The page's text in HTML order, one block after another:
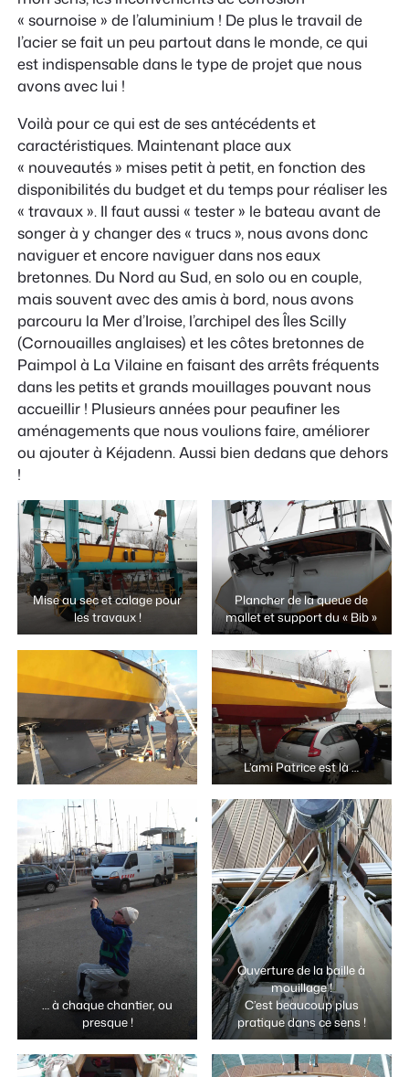
« sournoise » de l’aluminium ! De plus le travail de
l’acier se fait un peu partout dans le monde, ce qui
est indispensable dans le type de projet que nous
avons avec lui !
Voilà pour ce qui est de ses antécédents et
caractéristiques. Maintenant place aux
« nouveautés » mises petit à petit, en fonction des
disponibilités du budget et du temps pour réaliser les
« travaux ». Il faut aussi « tester » le bateau avant de
songer à y changer des « trucs », nous avons donc
naviguer et encore naviguer dans nos eaux
bretonnes. Du Nord au Sud, en solo ou en couple,
mais souvent avec des amis à bord, nous avons
parcouru la Mer d’Iroise, l’archipel des Îles Scilly
(Cornouailles anglaises) et les côtes bretonnes de
Paimpol à La Vilaine en faisant des arrêts fréquents
dans les petits et grands mouillages pouvant nous
accueillir ! Plusieurs années pour peaufiner les
aménagements que nous voulions faire, améliorer
ou ajouter à Kéjadenn. Aussi bien dedans que dehors
!
Mise au sec et calage pour
les travaux !
Plancher de la queue de
mallet et support du « Bib »
L’ami Patrice est là …
… à chaque chantier, ou
presque !
Ouverture de la baille à
mouillage !
C’est beaucoup plus
pratique dans ce sens !